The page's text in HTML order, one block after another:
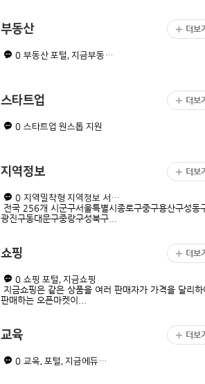
부동산 더보
0 부동산 포털, 지금부동…
스타트업 더보
0 스타트업 원스톱 지원
지역정보 더보
0 지역밀착형 지역정보 서…
전국 256개 시군구서울특별시종로구중구용산구성동
광진구동대문구중랑구성북구...
쇼핑 더보
0 쇼핑 포털, 지금쇼핑
지금쇼핑은 같은 상품을 여러 판매자가 가격을 달리하
판매하는 오픈마켓이...
교육 더보
0 교육, 포털, 지금에듀…